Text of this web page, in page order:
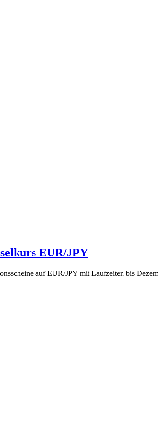
EUR/JPY
auf EUR/JPY mit Laufzeiten bis